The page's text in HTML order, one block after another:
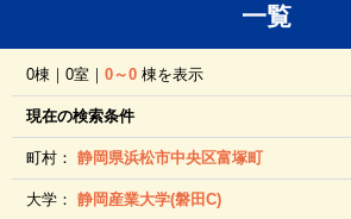
一覧
0棟｜0室｜0～0 棟を表示
現在の検索条件
町村：静岡県浜松市中央区富塚町
大学：静岡産業大学(磐田C)